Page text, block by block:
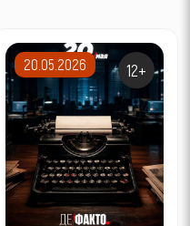
20.05.2026 12+